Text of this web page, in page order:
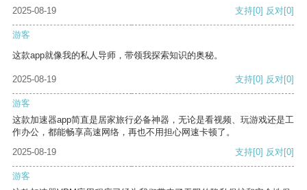
2025-08-19
支持[0] 反对[0]
游客
这款app就像我的私人导师，带领我探索知识的奥秘。
2025-08-19 支持[0] 反对[0]
游客
这款加速器app简直是居家旅行必备神器，无论是看视频、玩游戏还是工
作办公，都能畅享高速网络，再也不用担心网速卡顿了。
2025-08-19
支持[0] 反对[0]
游客